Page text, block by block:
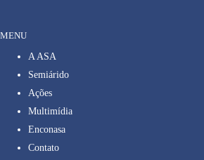
MENU
A ASA
Semiárido
Ações
Multimídia
Enconasa
Contato